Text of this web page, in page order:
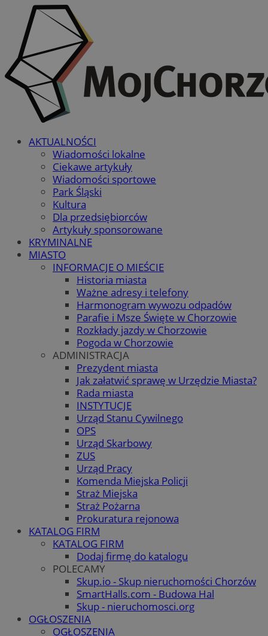
AKTUALNOŚCI
Wiadomości lokalne
Ciekawe artykuły
Wiadomości sportowe
Park Śląski
Kultura
Dla przedsiębiorców
Artykuły sponsorowane
KRYMINALNE
MIASTO
INFORMACJE O MIEŚCIE
Historia miasta
Ważne adresy i telefony
Harmonogram wywozu odpadów
Parafie i Msze Święte w Chorzowie
Rozkłady jazdy w Chorzowie
Pogoda w Chorzowie
ADMINISTRACJA
Prezydent miasta
Jak załatwić sprawę w Urzędzie Miasta?
Rada miasta
INSTYTUCJE
Urząd Stanu Cywilnego
OPS
Urząd Skarbowy
ZUS
Urząd Pracy
Komenda Miejska Policji
Straż Miejska
Straż Pożarna
Prokuratura rejonowa
KATALOG FIRM
KATALOG FIRM
Dodaj firmę do katalogu
POLECAMY
Skup.io - Skup nieruchomości Chorzów
SmartHalls.com - Budowa Hal
Skup - nieruchomosci.org
OGŁOSZENIA
OGŁOSZENIA